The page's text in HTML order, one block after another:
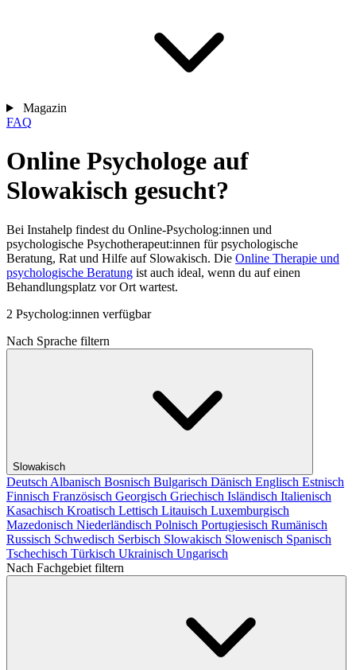
Magazin
FAQ
Online Psychologe auf
Slowakisch gesucht?
Bei Instahelp findest du Online-Psycholog:innen und
psychologische Psychotherapeut:innen für psychologische
Beratung, Rat und Hilfe auf Slowakisch. Die Online Therapie und
psychologische Beratung ist auch ideal, wenn du auf einen
Behandlungsplatz vor Ort wartest.
2 Psycholog:innen verfügbar
Nach Sprache filtern
Slowakisch
Deutsch Albanisch Bosnisch Bulgarisch Dänisch Englisch Estnisch
Finnisch Französisch Georgisch Griechisch Isländisch Italienisch
Kasachisch Kroatisch Lettisch Litauisch Luxemburgisch
Mazedonisch Niederländisch Polnisch Portugiesisch Rumänisch
Russisch Schwedisch Serbisch Slowakisch Slowenisch Spanisch
Tschechisch Türkisch Ukrainisch Ungarisch
Nach Fachgebiet filtern